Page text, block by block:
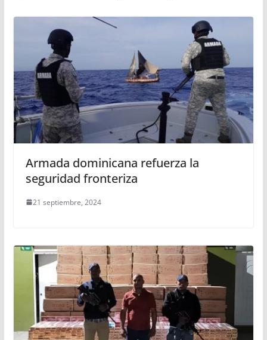
Armada dominicana refuerza la
seguridad fronteriza
21 septiembre, 2024